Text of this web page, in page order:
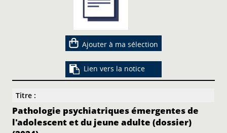
Ajouter à ma sélection
Lien vers la notice
Titre :
Pathologie psychiatriques émergentes de
l'adolescent et du jeune adulte (dossier)